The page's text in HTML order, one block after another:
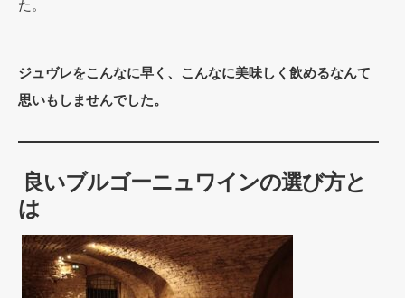
た。
ジュヴレをこんなに早く、こんなに美味しく飲めるなんて
思いもしませんでした。
良いブルゴーニュワインの選び方と
は